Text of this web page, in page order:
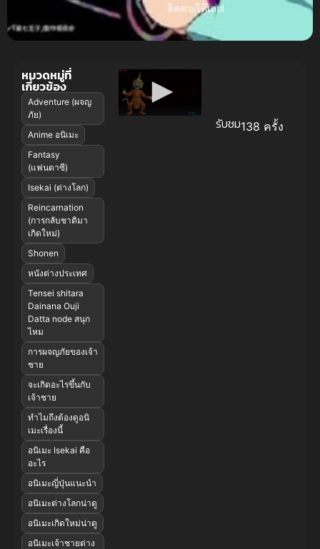
ติดตามได้เลย!
รับชม138 ครั้ง
หมวดหมู่ที่
เกี่ยวข้อง
Adventure (ผจญ
ภัย)
Anime อนิเมะ
Fantasy
(แฟนตาซี)
Isekai (ต่างโลก)
Reincarnation
(การกลับชาติมา
เกิดใหม่)
Shonen
หนังต่างประเทศ
Tensei shitara
Dainana Ouji
Datta node สนุก
ไหม
การผจญภัยของเจ้า
ชาย
จะเกิดอะไรขึ้นกับ
เจ้าชาย
ทำไมถึงต้องดูอนิ
เมะเรื่องนี้
อนิเมะ Isekai คือ
อะไร
อนิเมะญี่ปุ่นแนะนำ
อนิเมะต่างโลกน่าดู
อนิเมะเกิดใหม่น่าดู
อนิเมะเจ้าชายต่าง